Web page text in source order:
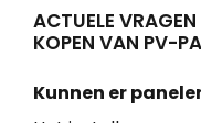
ACTUELE
KOPEN VAN PV-
Kunnen er